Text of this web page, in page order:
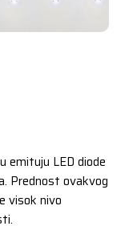
emituju LED diode
Prednost ovakvog
visok nivo